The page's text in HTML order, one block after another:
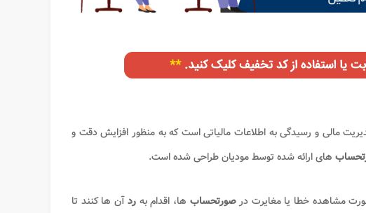
مالی و رسیدگی به اطلاعات مالیاتی است که به منظور افزایش دقت و
های ارائه شده توسط مودیان طراحی شده است.
مشاهده خطا یا مغایرت درصورتحساب ها، اقدام به ردآن ها کنند تا